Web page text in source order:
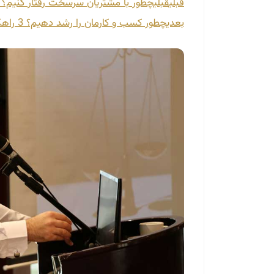
بعدیچطور کسب­ و کارمان را رشد دهیم؟ 3 راهکار + 1 اشتباه که باید از آن اجتناب کنید